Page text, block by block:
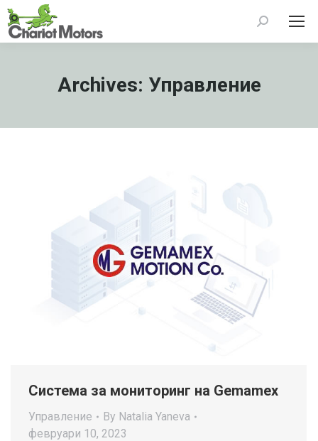
Search:
Archives: Управление
Система за мониторинг на Gemamex
Управление By Natalia Yaneva
февруари 10, 2023